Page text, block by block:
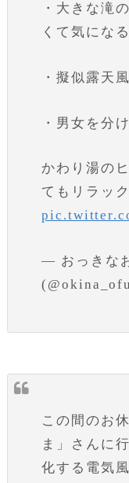
・大きな滝
くて気にな
・擬似露天
・男女を分
かわり湯の
てもリラッ
— おっきな
この間のお
ま」さんに
化する電気